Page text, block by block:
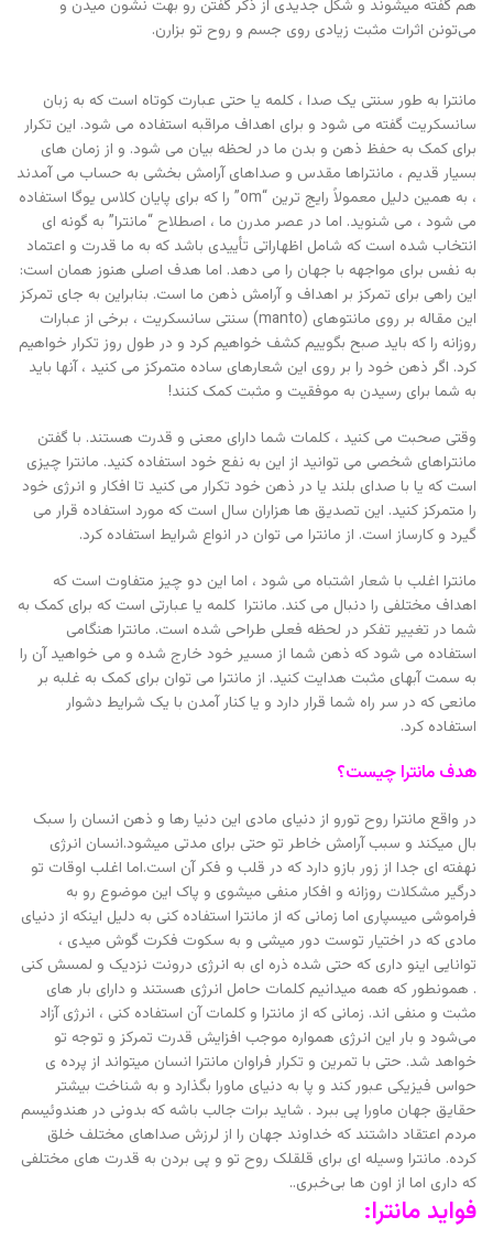
هم گفته میشوند و شکل جدیدی از ذکر گفتن رو بهت نشون میدن و
می‌تونن اثرات مثبت زیادی روی جسم و روح تو بزارن‌.
مانترا به طور سنتی یک صدا ، کلمه یا حتی عبارت کوتاه است که به زبان
سانسکریت گفته می شود و برای اهداف مراقبه استفاده می شود. این تکرار
برای کمک به حفظ ذهن و بدن ما در لحظه بیان می شود. و از زمان های
بسیار قدیم ، مانتراها مقدس و صداهای آرامش بخشی به حساب می آمدند
، به همین دلیل معمولاً رایج ترین “om” را که برای پایان کلاس یوگا استفاده
می شود ، می شنوید. اما در عصر مدرن ما ، اصطلاح “مانترا” به گونه ای
انتخاب شده است که شامل اظهاراتی تأییدی باشد که به ما قدرت و اعتماد
به نفس برای مواجهه با جهان را می دهد. اما هدف اصلی هنوز همان است:
این راهی برای تمرکز بر اهداف و آرامش ذهن ما است. بنابراین به جای تمرکز
این مقاله بر روی مانتوهای (manto) سنتی سانسکریت ، برخی از عبارات
روزانه را که باید صبح بگوییم کشف خواهیم کرد و در طول روز تکرار خواهیم
کرد. اگر ذهن خود را بر روی این شعارهای ساده متمرکز می کنید ، آنها باید
به شما برای رسیدن به موفقیت و مثبت کمک کنند!
وقتی صحبت می کنید ، کلمات شما دارای معنی و قدرت هستند. با گفتن
مانتراهای شخصی می توانید از این به نفع خود استفاده کنید. مانترا چیزی
است که یا با صدای بلند یا در ذهن خود تکرار می کنید تا افکار و انرژی خود
را متمرکز کنید. این تصدیق ها هزاران سال است که مورد استفاده قرار می
گیرد و کارساز است. از مانترا می توان در انواع شرایط استفاده کرد.
مانترا اغلب با شعار اشتباه می شود ، اما این دو چیز متفاوت است که
اهداف مختلفی را دنبال می کند. مانترا کلمه یا عبارتی است که برای کمک به
شما در تغییر تفکر در لحظه فعلی طراحی شده است. مانترا هنگامی
استفاده می شود که ذهن شما از مسیر خود خارج شده و می خواهید آن را
به سمت آبهای مثبت هدایت کنید. از مانترا می توان برای کمک به غلبه بر
مانعی که در سر راه شما قرار دارد و یا کنار آمدن با یک شرایط دشوار
استفاده کرد.
هدف مانترا چیست؟
در واقع مانترا روح تورو از دنیای مادی این دنیا رها و ذهن انسان را سبک
بال میکند و سبب آرامش خاطر تو حتی برای مدتی میشود.انسان انرژی
نهفته ای جدا از زور بازو دارد که در قلب و فکر آن است.اما اغلب اوقات تو
درگیر مشکلات روزانه و افکار منفی میشوی و پاک این موضوع رو به
فراموشی میسپاری اما زمانی که از مانترا استفاده کنی به دلیل اینکه از دنیای
مادی که در اختیار توست دور میشی و به سکوت فکرت گوش میدی ،
توانایی اینو داری که حتی شده ذره ای به انرژی درونت نزدیک و لمسش کنی
. همونطور که همه میدانیم کلمات حامل انرژی هستند و دارای بار های
مثبت و منفی اند‌. زمانی که از مانترا و کلمات آن استفاده کنی ، انرژی آزاد
می‌شود و بار این انرژی همواره موجب افزایش قدرت تمرکز و توجه تو
خواهد شد. حتی با تمرین و تکرار فراوان مانترا انسان میتواند از پرده ی
حواس فیزیکی عبور کند و پا به دنیای ماورا بگذارد و به شناخت بیشتر
حقایق جهان ماورا پی ببرد . شاید برات جالب باشه که بدونی در هندوئیسم‌
مردم اعتقاد داشتند که خداوند جهان را از لرزش صداهای مختلف خلق
کرده. مانترا وسیله ای برای قلقلک روح تو و پی بردن به قدرت های مختلفی
که داری اما از اون ها بی‌خبری..
فواید مانترا: